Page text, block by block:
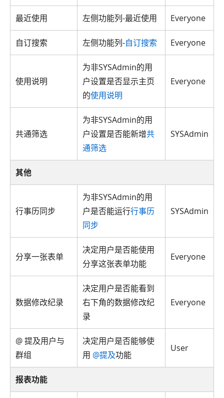
最近使用 左侧功能列-最近使用 Everyone
自订搜索 左侧功能列-自订搜索 Everyone
使用说明
为非SYSAdmin的用
户设置是否显示主页
的使用说明
Everyone
共通筛选
为非SYSAdmin的用
户设置是否能新增共
通筛选
SYSAdmin
其他
行事历同步
为非SYSAdmin的用
户是否能运行行事历
同步
SYSAdmin
分享一张表单
决定用户是否能使用
分享这张表单功能
Everyone
数据修改纪录
决定用户是否能看到
右下角的数据修改纪
录
Everyone
@ 提及用户与
群组
决定用户是否能够使
用 @提及功能
User
报表功能